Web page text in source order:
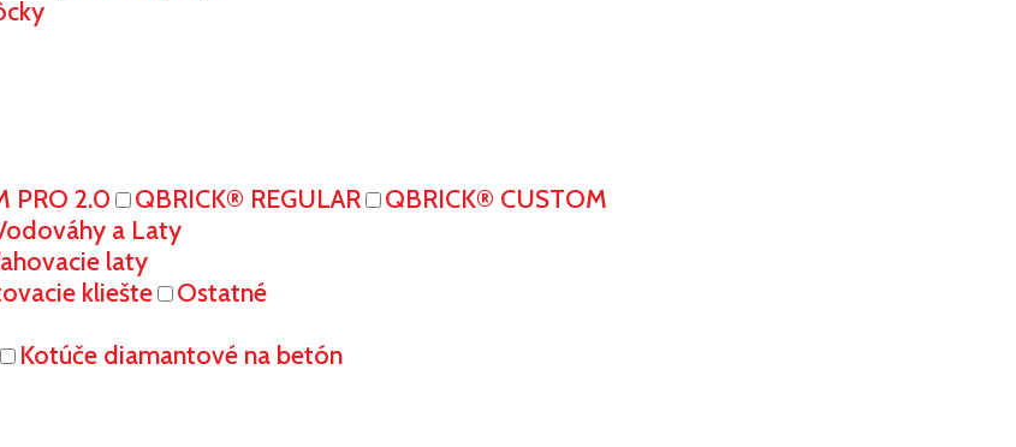
PRO 2.0 QBRICK® REGULAR
QBRICK® CUSTOM
a Laty
laty
kliešte
Ostatné
Kotúče diamantové na betón